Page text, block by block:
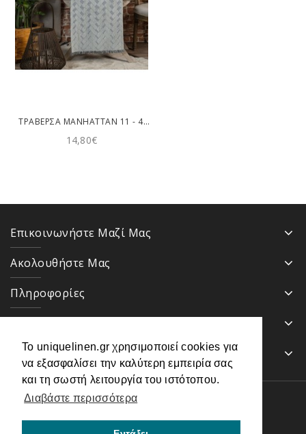
Το uniquelinen.gr χρησιμοποιεί cookies για
να εξασφαλίσει την καλύτερη εμπειρία σας
και τη σωστή λειτουργία του ιστότοπου.
Διαβάστε περισσότερα
ΤΡΑΒΈΡΣΑ MANHATTAN 11 - 45X180CM TEORAN
14,80€
Επικοινωνήστε Μαζί Μας
Ακολουθήστε Μας
Πληροφορίες
Ενημερωτικό Δελτίο
Uniquelinen.gr - Λευκά είδη © 2026
Powered byAdminia